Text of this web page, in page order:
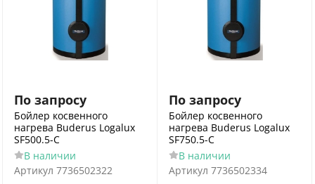
По запросу
Бойлер косвенного
нагрева Buderus Logalux
SF500.5-C
В наличии
Артикул 7736502322
По запросу
Бойлер косвенного
нагрева Buderus Logalux
SF750.5-C
В наличии
Артикул 7736502334